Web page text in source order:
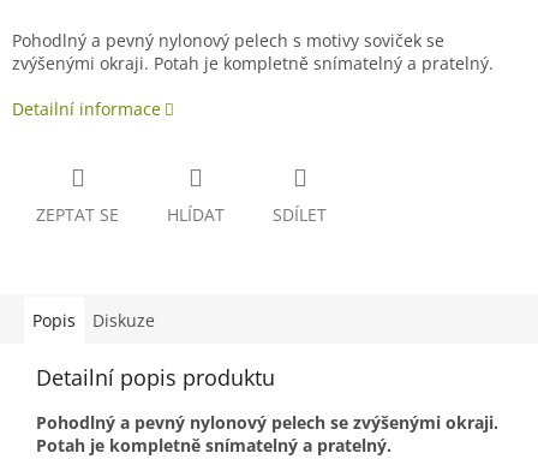
Pohodlný a pevný nylonový pelech s motivy soviček se
zvýšenými okraji. Potah je kompletně snímatelný a pratelný.
Detailní informace
ZEPTAT SE HLÍDAT SDÍLET
Popis Diskuze
Detailní popis produktu
Pohodlný a pevný nylonový pelech se zvýšenými okraji.
Potah je kompletně snímatelný a pratelný.